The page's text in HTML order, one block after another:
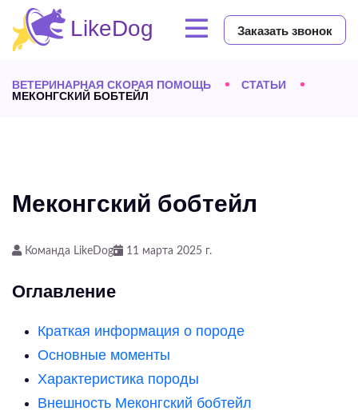
Заказать звонок
ВЕТЕРИНАРНАЯ СКОРАЯ ПОМОЩЬ
СТАТЬИ
МЕКОНГСКИЙ БОБТЕЙЛ
Меконгский бобтейл
Команда LikeDog 11 марта 2025 г.
Оглавление
Краткая информация о породе
Основные моменты
Характеристика породы
Внешность Меконгский бобтейл